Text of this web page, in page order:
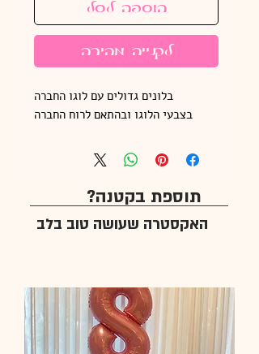
הוספה לסל
לקנייה מהירה
בלונים גדולים עם לוגו החברה
בצבעי הלוגו ובהתאם לרוח החברה
תוספת בקטנה?
האקסטרה שעושה טוב בלב